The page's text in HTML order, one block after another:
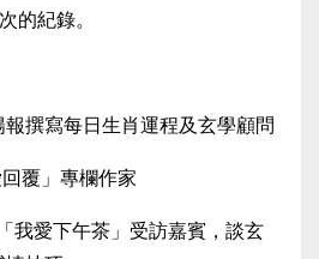
的紀錄。
撰寫每日生肖運程及玄學顧問
覆」專欄作家
我愛下午茶」受訪嘉賓，談玄